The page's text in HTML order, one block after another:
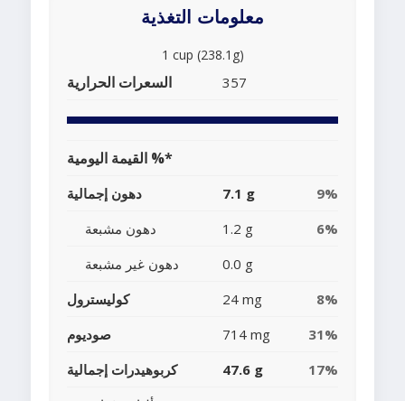
معلومات التغذية
1 cup (238.1g)
السعرات الحرارية 357
القيمة اليومية %*
دهون إجمالية 7.1 g
9%
دهون مشبعة
1.2 g
6%
دهون غير مشبعة
0.0 g
كوليسترول
24 mg
8%
صوديوم
714 mg
31%
كربوهيدرات إجمالية
47.6 g
17%